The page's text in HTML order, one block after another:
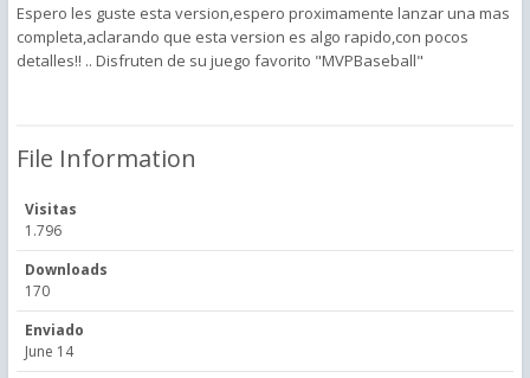
Espero les guste esta version,espero proximamente lanzar una mas
completa,aclarando que esta version es algo rapido,con pocos
detalles!! .. Disfruten de su juego favorito "MVPBaseball"
File Information
Visitas
1.796
Downloads
170
Enviado
June 14